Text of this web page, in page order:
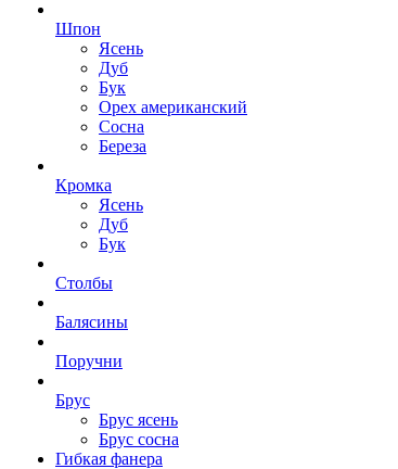
Шпон
Ясень
Дуб
Бук
Орех американский
Сосна
Береза
Кромка
Ясень
Дуб
Бук
Столбы
Балясины
Поручни
Брус
Брус ясень
Брус сосна
Гибкая фанера